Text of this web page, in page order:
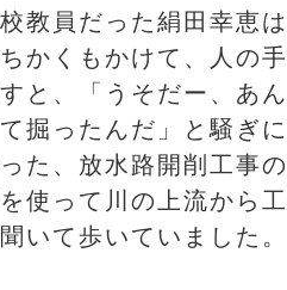
教員だった絹田幸恵
かくもかけて、人の
と、「うそだー、あ
掘ったんだ」と騒ぎ
た、放水路開削工事
使って川の上流から
いて歩いていました。